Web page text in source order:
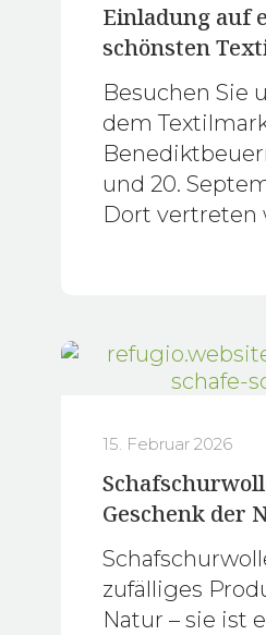
Einladung auf
schönsten
Besuchen Sie
dem
und 20.
Dort vertreten
15. Februar 2026
Geschenk der
zufälliges
Natur – sie ist